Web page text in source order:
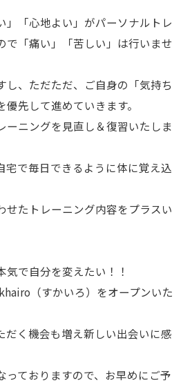
」「心地よい」がパーソナルトレ
で「痛い」「苦しい」は行いませ
し、ただただ、ご自身の「気持ち
先して進めていきます。
ーニングを見直し＆復習いたしま
宅で毎日できるように体に覚え込
せたトレーニング内容をプラスい
で自分を変えたい！！
（すかいろ）をオープンいた
だく機会も増え新しい出会いに感
っておりますので、お早めにご予